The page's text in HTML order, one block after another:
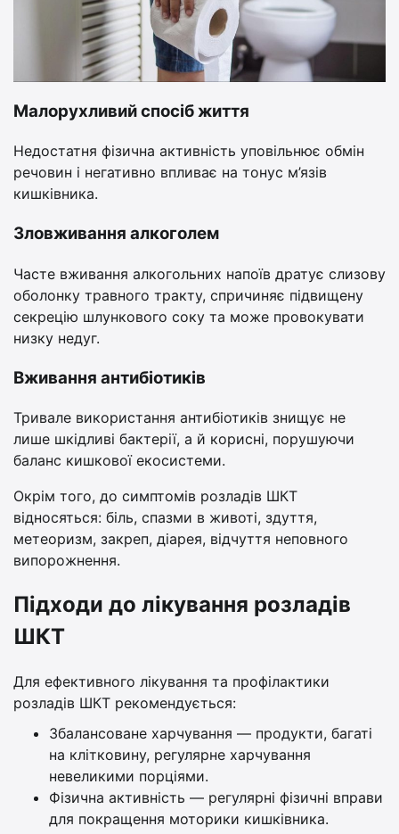
Малорухливий спосіб життя
Недостатня фізична активність уповільнює обмін
речовин і негативно впливає на тонус м’язів
кишківника.
Зловживання алкоголем
Часте вживання алкогольних напоїв дратує слизову
оболонку травного тракту, спричиняє підвищену
секрецію шлункового соку та може провокувати
низку недуг.
Вживання антибіотиків
Тривале використання антибіотиків знищує не
лише шкідливі бактерії, а й корисні, порушуючи
баланс кишкової екосистеми.
Окрім того, до симптомів розладів ШКТ
відносяться: біль, спазми в животі, здуття,
метеоризм, закреп, діарея, відчуття неповного
випорожнення.
Підходи до лікування розладів
ШКТ
Для ефективного лікування та профілактики
розладів ШКТ рекомендується:
Збалансоване харчування — продукти, багаті
на клітковину, регулярне харчування
невеликими порціями.
Фізична активність — регулярні фізичні вправи
для покращення моторики кишківника.